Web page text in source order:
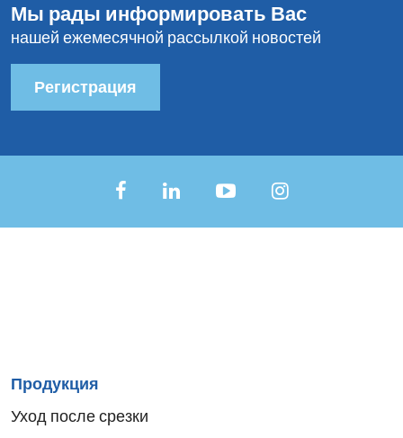
Мы рады информировать Вас
нашей ежемесячной рассылкой новостей
Регистрация
Sitemap
menu
Продукция
Уход после срезки